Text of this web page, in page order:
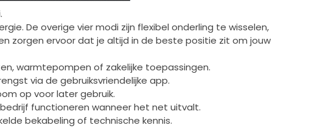
De overige vier modi zijn flexibel onderling te wisselen,
zorgen ervoor dat je altijd in de beste positie zit om jouw
warmtepompen of zakelijke toepassingen.
via de gebruiksvriendelijke app.
op voor later gebruik.
functioneren wanneer het net uitvalt.
bekabeling of technische kennis.